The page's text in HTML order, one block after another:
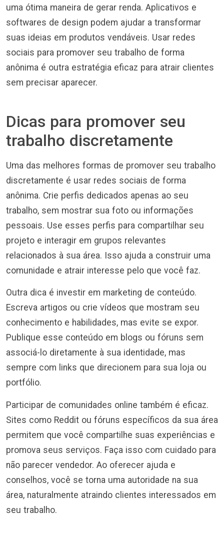
uma ótima maneira de gerar renda. Aplicativos e
softwares de design podem ajudar a transformar
suas ideias em produtos vendáveis. Usar redes
sociais para promover seu trabalho de forma
anônima é outra estratégia eficaz para atrair clientes
sem precisar aparecer.
Dicas para promover seu
trabalho discretamente
Uma das melhores formas de promover seu trabalho
discretamente é usar redes sociais de forma
anônima. Crie perfis dedicados apenas ao seu
trabalho, sem mostrar sua foto ou informações
pessoais. Use esses perfis para compartilhar seu
projeto e interagir em grupos relevantes
relacionados à sua área. Isso ajuda a construir uma
comunidade e atrair interesse pelo que você faz.
Outra dica é investir em marketing de conteúdo.
Escreva artigos ou crie vídeos que mostram seu
conhecimento e habilidades, mas evite se expor.
Publique esse conteúdo em blogs ou fóruns sem
associá-lo diretamente à sua identidade, mas
sempre com links que direcionem para sua loja ou
portfólio.
Participar de comunidades online também é eficaz.
Sites como Reddit ou fóruns específicos da sua área
permitem que você compartilhe suas experiências e
promova seus serviços. Faça isso com cuidado para
não parecer vendedor. Ao oferecer ajuda e
conselhos, você se torna uma autoridade na sua
área, naturalmente atraindo clientes interessados em
seu trabalho.